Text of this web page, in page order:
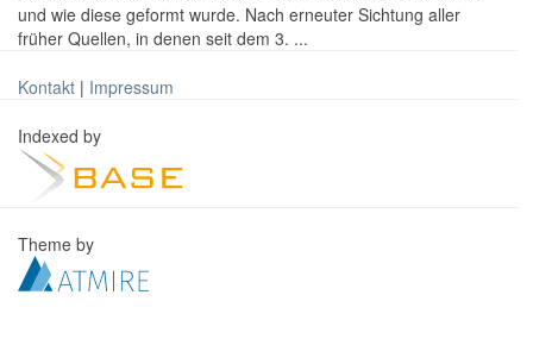
und wie diese geformt wurde. Nach erneuter Sichtung aller
früher Quellen, in denen seit dem 3. ...
Kontakt | Impressum
Indexed by
Theme by